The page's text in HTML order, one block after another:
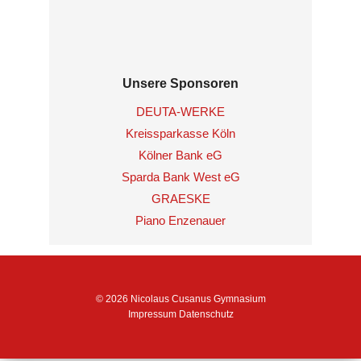
Unsere Sponsoren
DEUTA-WERKE
Kreissparkasse Köln
Kölner Bank eG
Sparda Bank West eG
GRAESKE
Piano Enzenauer
© 2026 Nicolaus Cusanus Gymnasium
Impressum Datenschutz